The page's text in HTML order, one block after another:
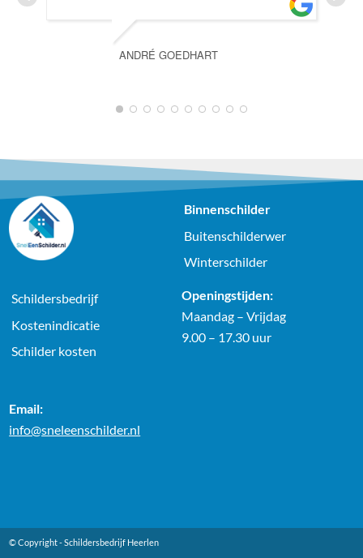
ANDRÉ GOEDHART
1 2 3 4 5 6 7 8 9 10
Binnenschilder
Buitenschilderwer
Winterschilder
Schildersbedrijf
Kostenindicatie
Schilder kosten
Openingstijden:
Maandag – Vrijdag
9.00 – 17.30 uur
Email:
info@sneleenschilder.nl
© Copyright -Schildersbedrijf Heerlen